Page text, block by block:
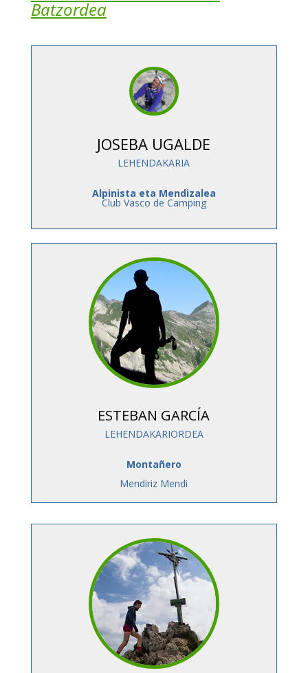
Batzordea
JOSEBA UGALDE
LEHENDAKARIA
Alpinista eta Mendizalea
Club Vasco de Camping
ESTEBAN GARCÍA
LEHENDAKARIORDEA
Montañero
Mendiriz Mendi